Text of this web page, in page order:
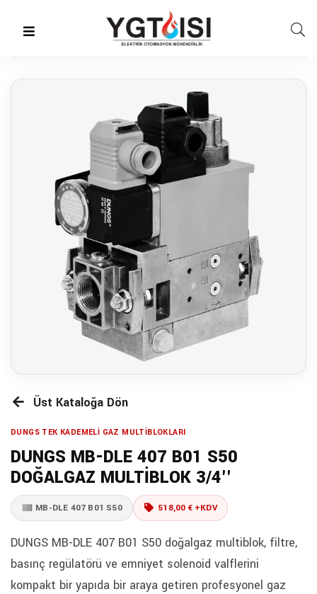
Üst Kataloğa Dön
DUNGS TEK KADEMELİ GAZ MULTİBLOKLARI
DUNGS MB-DLE 407 B01 S50
DOĞALGAZ MULTİBLOK 3/4''
MB-DLE 407 B01 S50 518,00 € +KDV
DUNGS MB-DLE 407 B01 S50 doğalgaz multiblok, filtre,
basınç regülatörü ve emniyet solenoid valflerini
kompakt bir yapıda bir araya getiren profesyonel gaz